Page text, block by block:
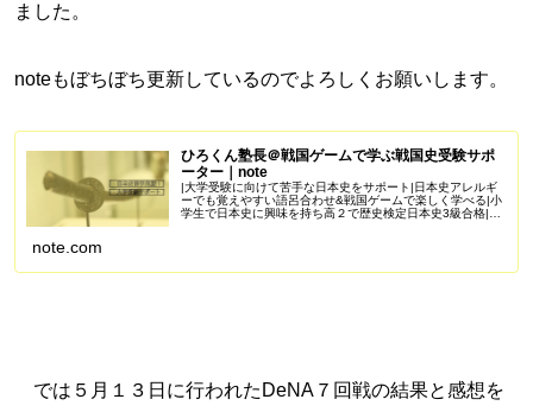
ました。
noteもぼちぼち更新しているのでよろしくお願いします。
ひろくん塾長＠戦国ゲームで学ぶ戦国史受験サポ
ーター｜note
|大学受験に向けて苦手な日本史をサポート|日本史アレルギ
ーでも覚えやすい語呂合わせ&戦国ゲームで楽しく学べる|小
学生で日本史に興味を持ち高２で歴史検定日本史3級合格|苦
note.com
では５月１３日に行われたDeNA７回戦の結果と感想を